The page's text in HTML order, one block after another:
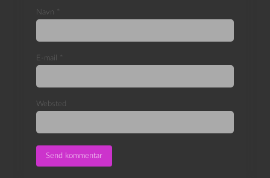
Navn *
E-mail *
Websted